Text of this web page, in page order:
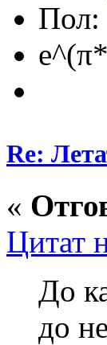
Пол:
Re:
«
Цитат
До
до